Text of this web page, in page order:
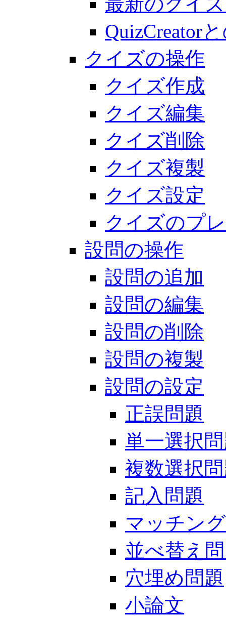
QuizCreator
クイズの操作
クイズ作成
クイズ編集
クイズ削除
クイズ複製
クイズ設定
クイズのプ
設問の操作
設問の追加
設問の編集
設問の削除
設問の複製
設問の設定
正誤問題
単一選択
複数選択
記入問題
マッチン
並べ替え
穴埋め問題
小論文